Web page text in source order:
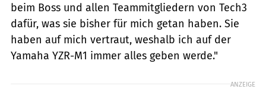
beim Boss und allen Teammitgliedern von Tech3
dafür, was sie bisher für mich getan haben. Sie
haben auf mich vertraut, weshalb ich auf der
Yamaha YZR-M1 immer alles geben werde."
ANZEIGE